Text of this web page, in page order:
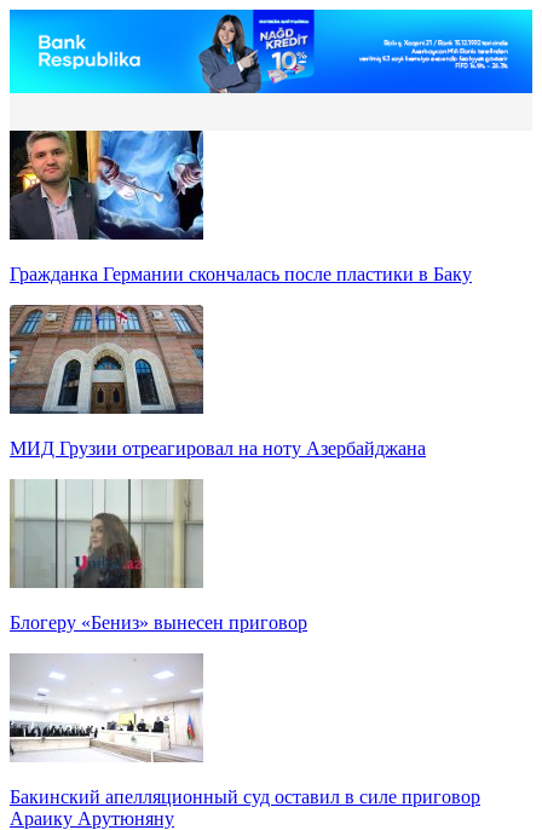
Гражданка Германии скончалась после пластики в Баку
МИД Грузии отреагировал на ноту Азербайджана
Блогеру «Бениз» вынесен приговор
Бакинский апелляционный суд оставил в силе приговор
Араику Арутюняну